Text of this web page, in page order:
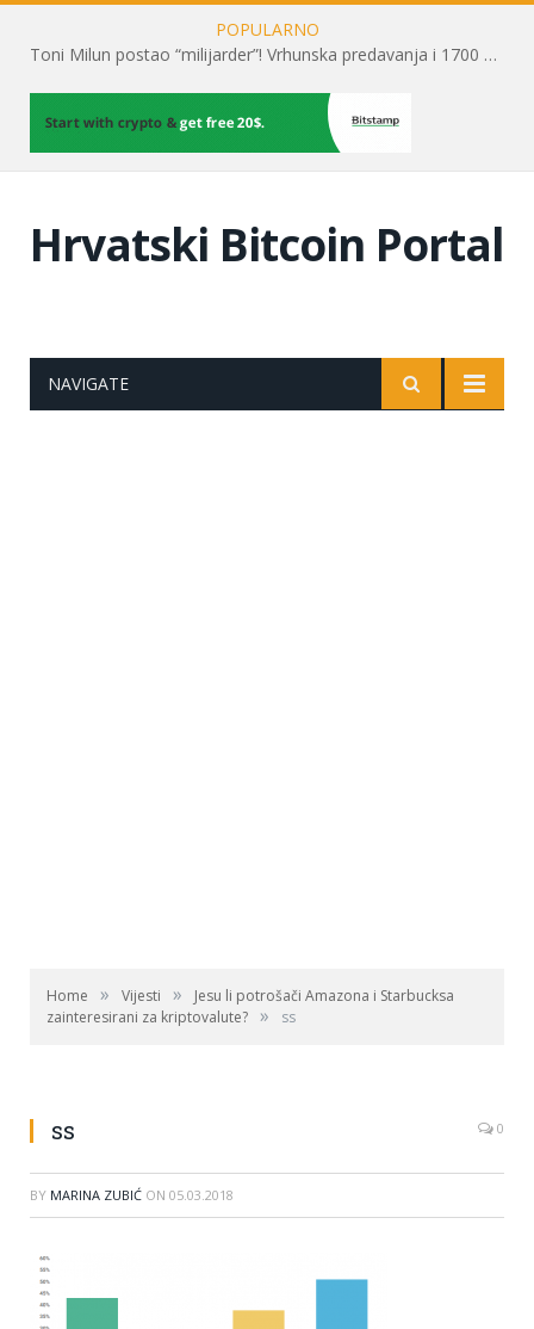
POPULARNO
Toni Milun postao “milijarder”! Vrhunska predavanja i 1700 posjetitelja obilježili su mjesec financijske pismenosti
Hrvatski Bitcoin Portal
NAVIGATE
Home » Vijesti »
Jesu li potrošači Amazona i Starbucksa
zainteresirani za kriptovalute? » ss
ss 0
BY MARINA ZUBIĆ ON 05.03.2018